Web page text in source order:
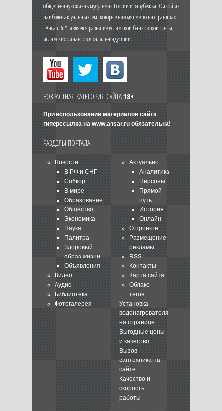
общественную жизнь мусульман России и зарубежья. Одной из
наиболее актуальных тем, которые находят место на страницах
"Ансар.Ru", является развитие исламской банковской сферы,
исламских финансов и халяль-индустрии.
ВОЗРАСТНАЯ КАТЕГОРИЯ САЙТА18+
При использовании материалов сайта
гиперссылка на www.ansar.ruобязательна!
РАЗДЕЛЫ ПОРТАЛА
Новости
В РФ и СНГ
Собкор
В мире
Образование
Общество
Экономика
Наука
Палитра
Здоровый
образ жизни
Объявления
Видео
Аудио
Библиотека
Фотогалерея
Актуально
Аналитика
Персоны
Прямой
путь
История
Онлайн
О проекте
Размещение
рекламы
RSS
Контакты
Карта сайта
Облако
тегов
Установка
водонагревателя
на странице.
Выгодные цены
и качество .
Вызов
сантехника на
сайте.
Качество и
скорость
работы